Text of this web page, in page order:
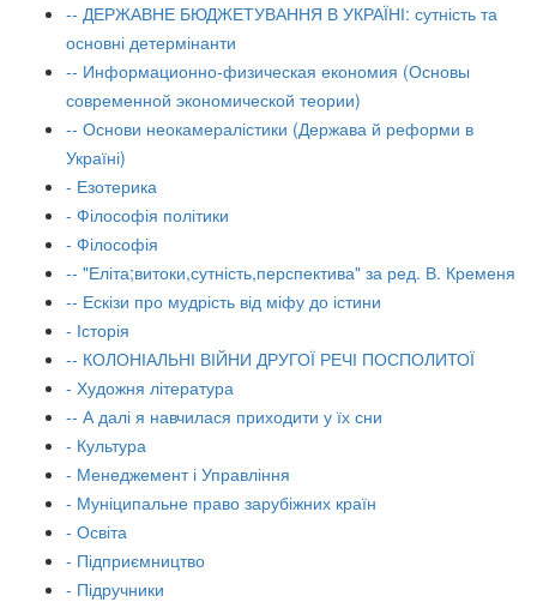
-- ДЕРЖАВНЕ БЮДЖЕТУВАННЯ В УКРАЇНІ: сутність та
основні детермінанти
-- Информационно-физическая економия (Основы
современной экономической теории)
-- Основи неокамералістики (Держава й реформи в
Україні)
- Езотерика
- Філософія політики
- Філософія
-- "Еліта;витоки,сутність,перспектива" за ред. В. Кременя
-- Ескізи про мудрість від міфу до істини
- Історія
-- КОЛОНІАЛЬНІ ВІЙНИ ДРУГОЇ РЕЧІ ПОСПОЛИТОЇ
- Художня література
-- А далі я навчилася приходити у їх сни
- Культура
- Менеджемент і Управління
- Муніципальне право зарубіжних країн
- Освіта
- Підприємництво
- Підручники